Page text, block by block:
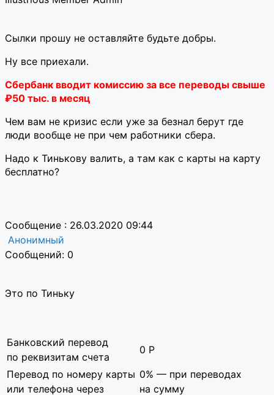
Сылки прошу не оставляйте будьте добры.
Ну все приехали.
Сбербанк вводит комиссию за все переводы свыше
₽50 тыс. в месяц
Чем вам не кризис если уже за безнал берут где
люди вообще не при чем работники сбера.
Надо к Тинькову валить, а там как с карты на карту
бесплатно?
Сообщение : 26.03.2020 09:44
Анонимный
Сообщений: 0
Это по Тиньку
Банковский перевод
по реквизитам счета
0 Р
Перевод по номеру карты
или телефона через
0% — при переводах
на сумму